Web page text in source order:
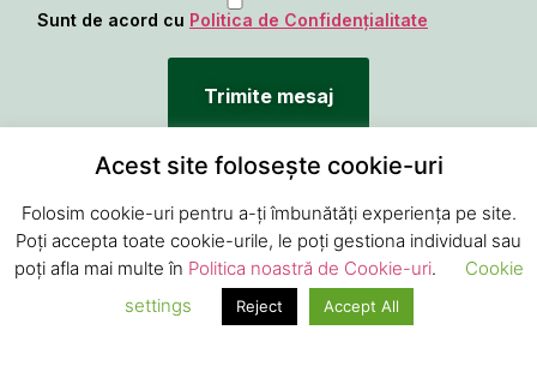
Sunt de acord cu Politica de Confidențialitate
Contact Info
0744 686 441
Acest site folosește cookie-uri
Folosim cookie-uri pentru a-ți îmbunătăți experiența pe site.
Poți accepta toate cookie-urile, le poți gestiona individual sau
poți afla mai multe în Politica noastră de Cookie-uri.
Cookie
settings
Reject Accept All